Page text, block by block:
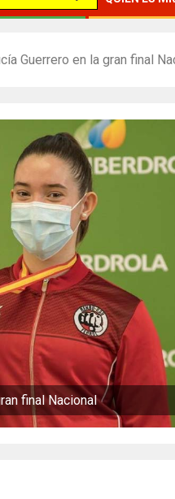
Guerrero en la gran final
final Nacional